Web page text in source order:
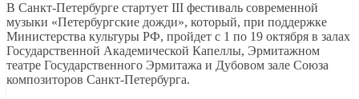
В Санкт-Петербурге стартует III фестиваль современной
музыки «Петербургские дожди», который, при поддержке
Министерства культуры РФ, пройдет с 1 по 19 октября в залах
Государственной Академической Капеллы, Эрмитажном
театре Государственного Эрмитажа и Дубовом зале Союза
композиторов Санкт-Петербурга.